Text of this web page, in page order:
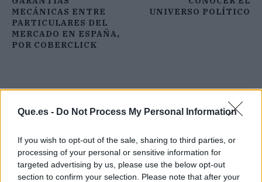
Que.es - Do Not Process My Personal Information
If you wish to opt-out of the sale, sharing to third parties, or
processing of your personal or sensitive information for
targeted advertising by us, please use the below opt-out
section to confirm your selection. Please note that after your
MECÁNICAS ENTRE
PARTICULARES DEL
MERCADO EN ESPAÑA,
POR COBERCLICK
UNIVERSO POLÍTICO